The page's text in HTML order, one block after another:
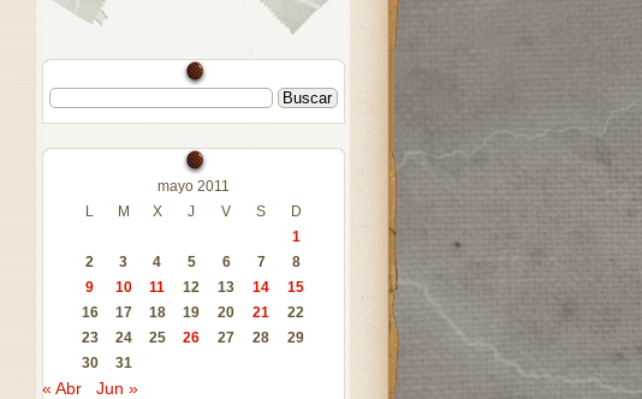
mayo 2011
L
M X J V S
D
1
2
3 4 5 6 7
8
9
10 11 12 13 14
15
16
17 18 19 20 21
22
23
24 25 26 27 28
29
30
31
« Abr Jun »